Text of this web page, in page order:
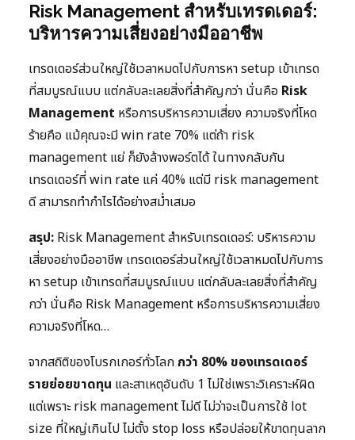
Risk Management สำหรับเทรดเดอร์:
บริหารความเสี่ยงอย่างมืออาชีพ
เทรดเดอร์ส่วนใหญ่ใช้เวลาหมดไปกับการหา setup เข้าเทรด
ที่สมบูรณ์แบบ แต่กลับละเลยสิ่งที่สำคัญกว่า นั่นคือ Risk
Management หรือการบริหารความเสี่ยง ความจริงที่โหด
ร้ายคือ แม้คุณจะมี win rate 70% แต่ถ้า risk
management แย่ ก็ยังล้างพอร์ตได้ ในทางกลับกัน
เทรดเดอร์ที่ win rate แค่ 40% แต่มี risk management
ดี สามารถทำกำไรได้อย่างสม่ำเสมอ
สรุป: Risk Management สำหรับเทรดเดอร์: บริหารความ
เสี่ยงอย่างมืออาชีพ เทรดเดอร์ส่วนใหญ่ใช้เวลาหมดไปกับการ
หา setup เข้าเทรดที่สมบูรณ์แบบ แต่กลับละเลยสิ่งที่สำคัญ
กว่า นั่นคือ Risk Management หรือการบริหารความเสี่ยง
ความจริงที่โหด…
จากสถิติของโบรกเกอร์ทั่วโลก กว่า 80% ของเทรดเดอร์
รายย่อยขาดทุน และสาเหตุอันดับ 1 ไม่ใช่เพราะวิเคราะห์ผิด
แต่เพราะ risk management ไม่ดี ไม่ว่าจะเป็นการใช้ lot
size ที่ใหญ่เกินไป ไม่ตั้ง stop loss หรือปล่อยให้ขาดทุนลาก